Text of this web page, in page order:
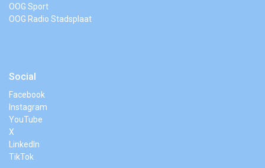
OOG Sport
OOG Radio Stadsplaat
Social
Facebook
Instagram
YouTube
X
LinkedIn
TikTok